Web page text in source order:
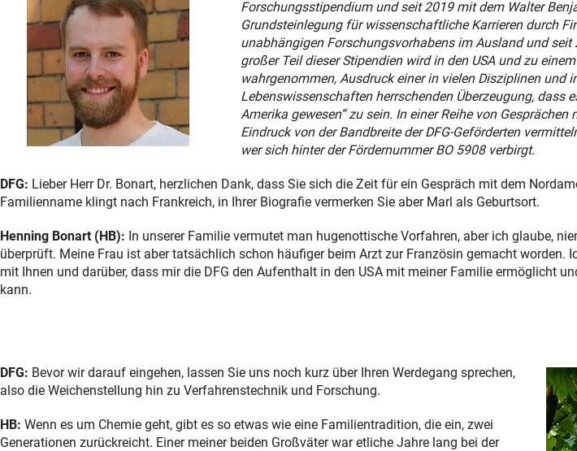
Forschungsstipendium und seit 2019 mit dem Walter
Grundsteinlegung für wissenschaftliche Karrieren durch
unabhängigen Forschungsvorhabens im Ausland und seit
großer Teil dieser Stipendien wird in den USA und zu
wahrgenommen, Ausdruck einer in vielen Disziplinen und
Lebenswissenschaften herrschenden Überzeugung, dass
Amerika gewesen“ zu sein. In einer Reihe von Gesprächen
Eindruck von der Bandbreite der DFG-Geförderten
wer sich hinter der Fördernummer BO 5908 verbirgt.
DFG: Lieber Herr Dr. Bonart, herzlichen Dank, dass Sie sich die Zeit für ein Gespräch mit dem
Familienname klingt nach Frankreich, in Ihrer Biografie vermerken Sie aber Marl als Geburtsort.
Henning Bonart (HB): In unserer Familie vermutet man hugenottische Vorfahren, aber ich glaube,
überprüft. Meine Frau ist aber tatsächlich schon häufiger beim Arzt zur Französin gemacht worden.
mit Ihnen und darüber, dass mir die DFG den Aufenthalt in den USA mit meiner Familie ermöglicht
kann.
DFG: Bevor wir darauf eingehen, lassen Sie uns noch kurz über Ihren Werdegang sprechen,
also die Weichenstellung hin zu Verfahrenstechnik und Forschung.
HB: Wenn es um Chemie geht, gibt es so etwas wie eine Familientradition, die ein, zwei
Generationen zurückreicht. Einer meiner beiden Großväter war etliche Jahre lang bei der